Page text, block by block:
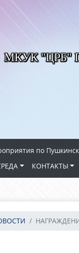
МКУК "ЦРБ"
по
КОНТАКТЫ